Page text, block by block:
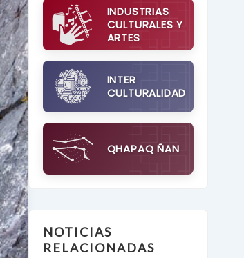
INDUSTRIAS
CULTURALES Y
ARTES
INTER
CULTURALIDAD
QHAPAQ ÑAN
NOTICIAS
RELACIONADAS